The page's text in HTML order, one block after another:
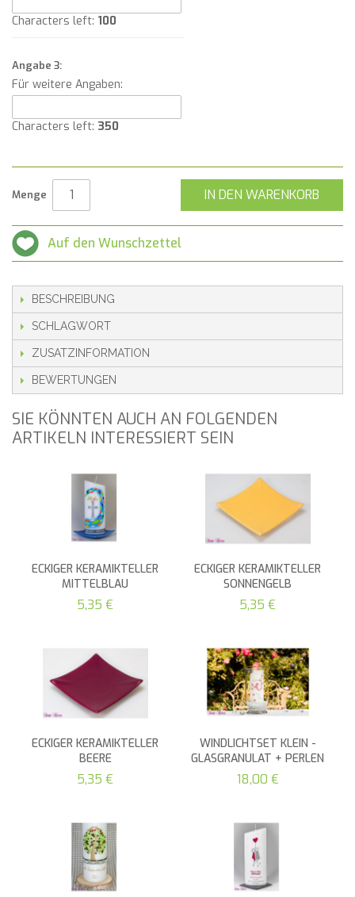
Characters left: 100
Angabe 3:
Für weitere Angaben:
Characters left: 350
Menge IN DEN WARENKORB
Auf den Wunschzettel
BESCHREIBUNG
SCHLAGWORT
ZUSATZINFORMATION
BEWERTUNGEN
SIE KÖNNTEN AUCH AN FOLGENDEN
ARTIKELN INTERESSIERT SEIN
ECKIGER KERAMIKTELLER
MITTELBLAU
5,35 €
ECKIGER KERAMIKTELLER
SONNENGELB
5,35 €
ECKIGER KERAMIKTELLER
BEERE
5,35 €
WINDLICHTSET KLEIN -
GLASGRANULAT + PERLEN
18,00 €